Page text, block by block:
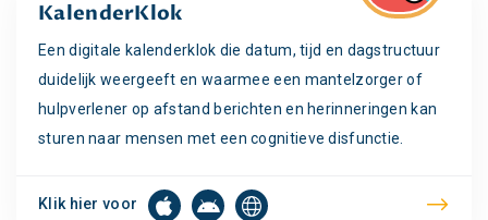
KalenderKlok
Een digitale kalenderklok die datum, tijd en dagstructuur
duidelijk weergeeft en waarmee een mantelzorger of
hulpverlener op afstand berichten en herinneringen kan
sturen naar mensen met een cognitieve disfunctie.
Klik hier voor